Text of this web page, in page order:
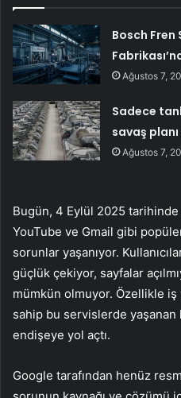
Bosch Fren
Ağustos 7,
Sadece
savaş
Ağustos 7,
Bugün, 4 Eylül 2025
YouTube ve Gmail gibi
sorunlar yaşanıyor.
güçlük çekiyor, sayfalar
mümkün olmuyor. Özellikle
sahip bu servislerde yaşanan
endişeye yol açtı.
Google tarafından henüz